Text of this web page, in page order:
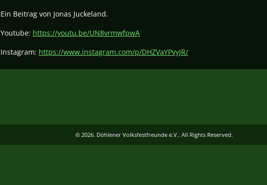
Ein Beitrag von Jonas Juckeland.
Youtube: https://youtu.be/UN8vrmwfpwA
Instagram: https://www.instagram.com/p/DHZVaYPvyJR/
© 2026. Döhlener Volksfestfreunde e.V.. All Rights Reserved.